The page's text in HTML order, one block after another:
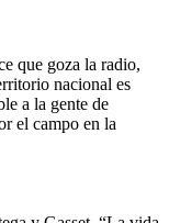
que goza la radio,
nacional es
a la gente de
el campo en la